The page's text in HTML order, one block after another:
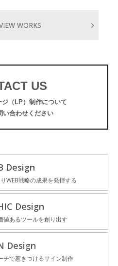
WORKS
US
ジ（LP）制作について
い合わせください
Design
WEB戦略の成果を発揮する
Design
値あるツールを創り出す
Design
チで惹きつけるサイン制作